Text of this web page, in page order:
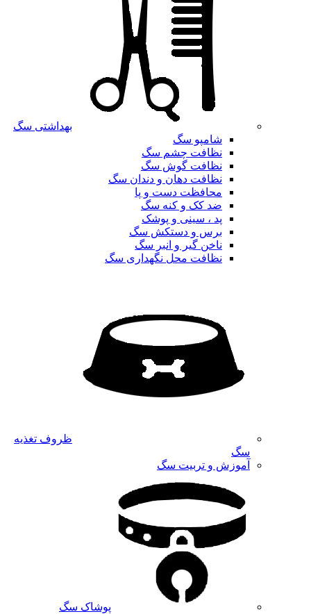
بهداشتی سگ
شامپو سگ
نظافت چشم سگ
نظافت گوش سگ
نظافت دهان و دندان سگ
محافظت دست و پا
ضد کک و کنه سگ
پد ، سینی و پوشک
برس و دستکش سگ
ناخن گیر و انبر سگ
نظافت محل نگهداری سگ
ظروف تغذیه
سگ
آموزش و تربیت سگ
پوشاک سگ